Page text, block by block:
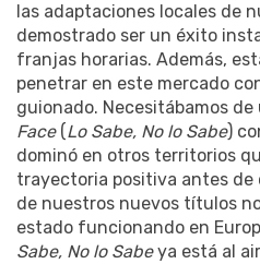
las adaptaciones locales de
demostrado ser un éxito
franjas horarias. Además,
penetrar en este mercado
guionado. Necesitábamos
Face(Lo Sabe, No lo Sabe)
dominó en otros territorios
trayectoria positiva antes de
de nuestros nuevos títulos
estado funcionando en
Sabe, No lo Sabeya está al